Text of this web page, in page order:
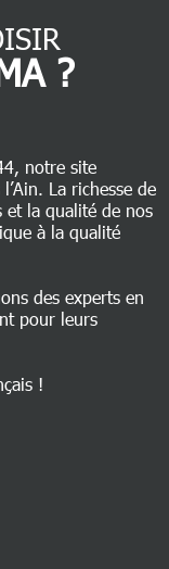
?
notre site
La richesse de
et la qualité de nos
à la qualité
des experts en
pour leurs
!